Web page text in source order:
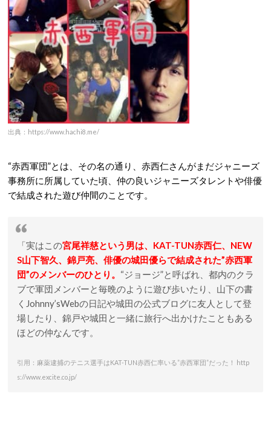
出典：https://www.hachi8.me/
“赤西軍団”とは、その名の通り、赤西仁さんがまだジャニーズ
事務所に所属していた頃、仲の良いジャニーズタレントや俳優
で結成された遊び仲間のことです。
「実はこの宮尾祥慈という男は、KAT-TUN赤西仁、NEW
S山下智久、錦戸亮、俳優の城田優らで結成された”赤西軍
団”のメンバーのひとり。 “ジョージ”と呼ばれ、都内のクラ
ブで軍団メンバーと毎晩のように遊び歩いたり、山下の書
くJohnny’sWebの日記や城田の公式ブログに友人として登
場したり、錦戸や城田と一緒に旅行へ出かけたこともある
ほどの仲なんです。
引用：麻薬逮捕のテニス選手はKAT-TUN赤西仁率いる”赤西軍団”だった！ http
s://www.excite.co.jp/